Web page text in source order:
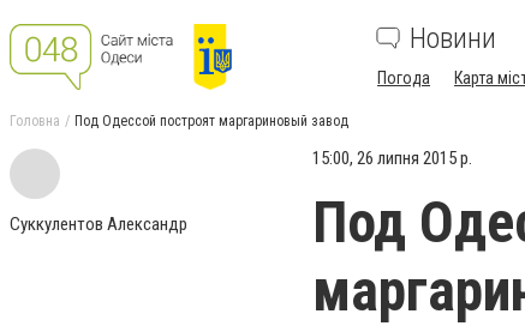
Новини
Погода Карта
Головна Под Одессой построят маргариновый завод
Суккулентов Александр
15:00, 26 липня 2015 р.
Под